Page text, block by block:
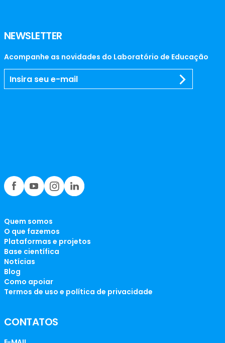
NEWSLETTER
Acompanhe as novidades do Laboratório de Educação
Quem somos
O que fazemos
Plataformas e projetos
Base científica
Notícias
Blog
Como apoiar
Termos de uso e política de privacidade
CONTATOS